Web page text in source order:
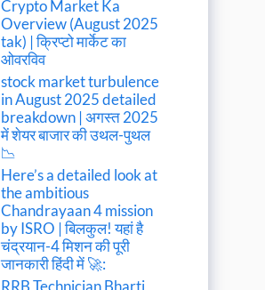
Crypto Market Ka
Overview (August 2025
tak) | क्रिप्टो मार्केट का
ओवरविव
stock market turbulence
in August 2025 detailed
breakdown | अगस्त 2025
में शेयर बाजार की उथल-पुथल
📉
Here’s a detailed look at
the ambitious
Chandrayaan 4 mission
by ISRO | बिलकुल! यहां है
चंद्रयान-4 मिशन की पूरी
जानकारी हिंदी में 🚀: